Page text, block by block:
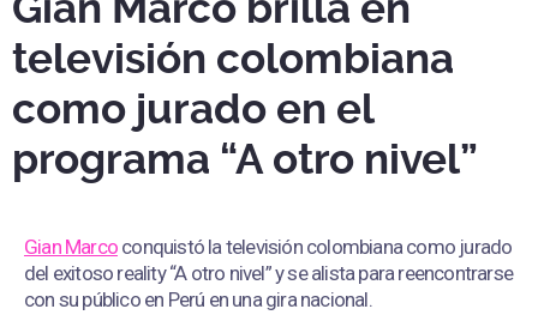
televisión colombiana
como jurado en el
programa “A otro nivel”
Gian Marco conquistó la televisión colombiana como jurado
del exitoso reality “A otro nivel” y se alista para reencontrarse
con su público en Perú en una gira nacional.